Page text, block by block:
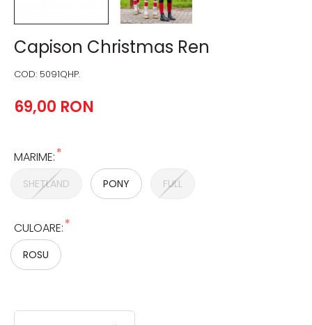
Capison Christmas Ren
COD: 5091QHP.
69,00 RON
*
MARIME:
SHETLAND PONY FULL
*
CULOARE:
ROSU